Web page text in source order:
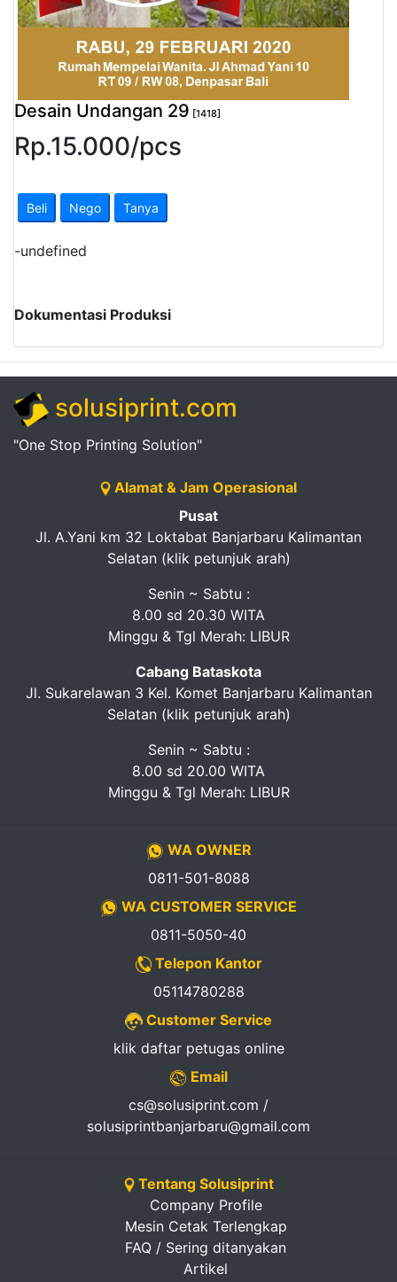
Desain Undangan 29 [1418]
Rp.15.000/pcs
Beli Nego Tanya
-undefined
Dokumentasi Produksi
solusiprint.com
"One Stop Printing Solution"
Alamat & Jam Operasional
Pusat
Jl. A.Yani km 32 Loktabat Banjarbaru Kalimantan
Selatan (klik petunjuk arah)
Senin ~ Sabtu :
8.00 sd 20.30 WITA
Minggu & Tgl Merah: LIBUR
Cabang Bataskota
Jl. Sukarelawan 3 Kel. Komet Banjarbaru Kalimantan
Selatan (klik petunjuk arah)
Senin ~ Sabtu :
8.00 sd 20.00 WITA
Minggu & Tgl Merah: LIBUR
WA OWNER
0811-501-8088
WA CUSTOMER SERVICE
0811-5050-40
Telepon Kantor
05114780288
Customer Service
klik daftar petugas online
Email
cs@solusiprint.com /
solusiprintbanjarbaru@gmail.com
Tentang Solusiprint
Company Profile
Mesin Cetak Terlengkap
FAQ / Sering ditanyakan
Artikel